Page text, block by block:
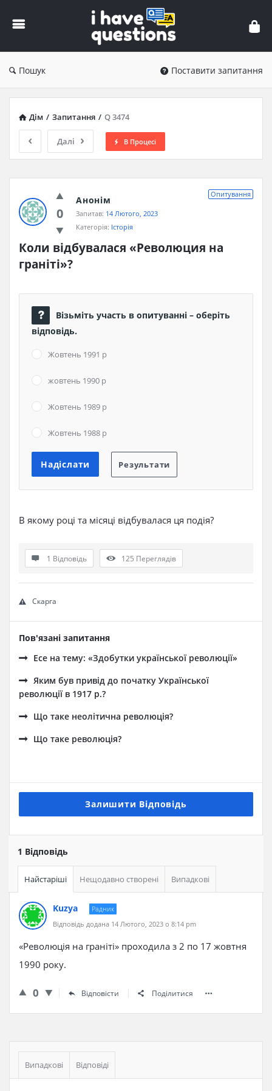
iHaveQuestions
Пошук Поставити запитання
Дім / Запитання / Q 3474
Далі В Процесі
0
Опитування
Анонім
Запитав: 14 Лютого, 2023
Категорія: Історія
Коли відбувалася «Революция на
граніті»?
Візьміть участь в опитуванні – оберіть
відповідь.
Жовтень 1991 р
жовтень 1990 р
Жовтень 1989 р
Жовтень 1988 р
В якому році та місяці відбувалася ця подія?
1 Відповідь 125 Переглядів
Скарга
Пов'язані запитання
Есе на тему: «Здобутки української революції»
Яким був привід до початку Української
революції в 1917 р.?
Що таке неолітична революція?
Що таке революція?
Залишити Відповідь
1 Відповідь
Найстаріші Нещодавно створені Випадкові
Kuzya
Радник
Відповідь додана 14 Лютого, 2023 о 8:14 pm
«Революція на граніті» проходила з 2 по 17 жовтня
1990 року.
0 Відповісти Поділитися
Бічна
панель
Випадкові Відповіді